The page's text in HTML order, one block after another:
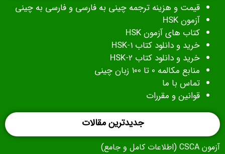
قیمت و هزینه ترجمه چینی به فارسی و فارسی به چینی
آزمون HSK
کتاب های آزمونHSK
خرید و دانلود کتاب HSK-1
خرید و دانلود کتاب HSK-2
منابع مکالمه 0 تا 100 زبان چینی
تماس با ما
قوانین و مقررات
جدیدترین مقالات
آزمون CSCA (اطلاعات کامل و جامع)